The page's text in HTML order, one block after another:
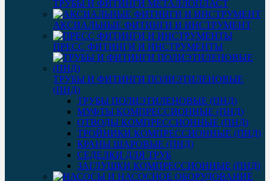
ТРУБЫ И ФИТИНГИ МЕТАЛЛОПЛАСТ
АКСИАЛЬНЫЕ ФИТИНГИ И ИНСТРУМЕНТ
ПРЕСС ФИТИНГИ И ИНСТРУМЕНТЫ
ТРУБЫ И ФИТИНГИ ПОЛИЭТИЛЕНОВЫЕ
(ПНД)
ТРУБЫ ПОЛИЭТИЛЕНОВЫЕ (ПНД)
МУФТЫ КОМПРЕССИОННЫЕ (ПНД)
ОТВОДЫ КОМПРЕССИОННЫЕ (ПНД)
ТРОЙНИКИ КОМПРЕССИОННЫЕ (ПНД)
КРАНЫ ШАРОВЫЕ (ПНД)
СЕДЕЛКИ ДЛЯ ТРУБ
ЗАГЛУШКИ КОМПРЕССИОННЫЕ (ПНД)